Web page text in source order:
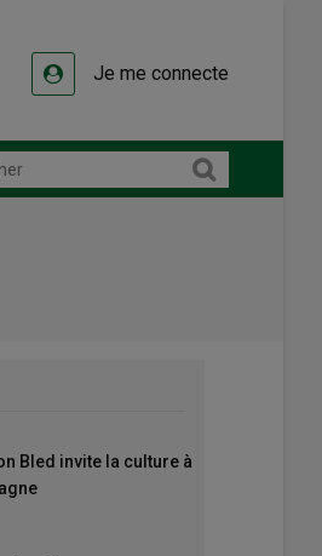
Je me connecte
Bled invite la culture à